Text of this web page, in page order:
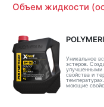
Объем жидкости
Уникальное
эстеров.
улучшенными
свойства и
моющие